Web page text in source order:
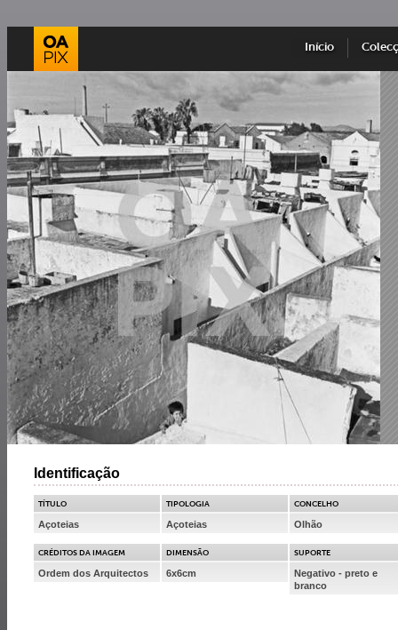
Início
Identificação
TÍTULO
Açoteias
TIPOLOGIA
Açoteias
CONCELHO
Olhão
CRÉDITOS DA IMAGEM
Ordem dos Arquitectos
DIMENSÃO
6x6cm
SUPORTE
Negativo - preto e
branco